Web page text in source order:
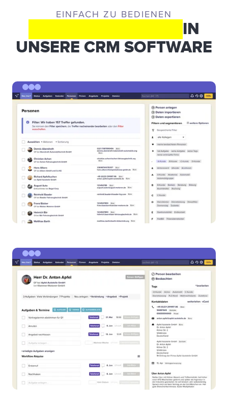
EINFACH ZU BEDIENEN
IN
UNSERE CRM SOFTWARE